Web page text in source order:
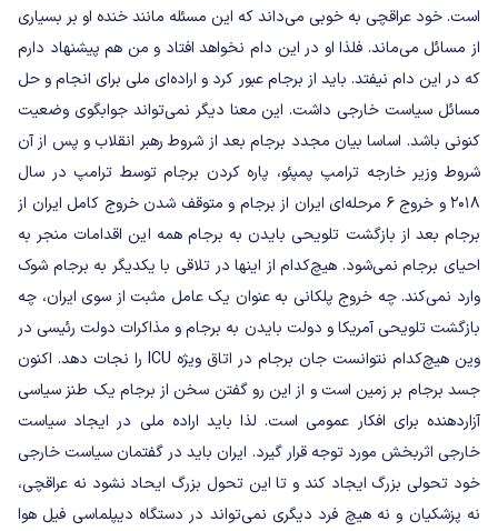
است. خود عراقچی به خوبی می‌داند که این مسئله مانند خنده او بر بسیاری
از مسائل می‌ماند. فلذا او در این دام نخواهد افتاد و من هم پیشنهاد دارم
که در این دام نیفتد. باید از برجام عبور کرد و اراده‌ای ملی برای انجام و حل
مسائل سیاست خارجی داشت. این معنا دیگر نمی‌تواند جوابگوی وضعیت
کنونی باشد. اساسا بیان مجدد برجام بعد از شروط رهبر انقلاب و پس از آن
شروط وزیر خارجه ترامپ پمپئو، پاره کردن برجام توسط ترامپ در سال
۲۰۱۸ و خروج ۶ مرحله‌ای ایران از برجام و متوقف شدن خروج کامل ایران از
برجام بعد از بازگشت تلویحی بایدن به برجام همه این اقدامات منجر به
احیای برجام نمی‌شود. هیچ‌کدام از اینها در تلاقی با یکدیگر به برجام شوک
وارد نمی‌کند. چه خروج پلکانی به عنوان یک عامل مثبت از سوی ایران، چه
بازگشت تلویحی آمریکا و دولت بایدن به برجام و مذاکرات دولت رئیسی در
وین هیچ‌کدام نتوانست جان برجام در اتاق ویژه ICU را نجات دهد. اکنون
جسد برجام بر زمین است و از این رو گفتن سخن از برجام یک طنز سیاسی
آزاردهنده برای افکار عمومی است. لذا باید اراده ملی در ایجاد سیاست
خارجی اثربخش مورد توجه قرار گیرد. ایران باید در گفتمان سیاست خارجی
خود تحولی بزرگ ایجاد کند و تا این تحول بزرگ ایحاد نشود نه عراقچی‌،
نه پزشکیان و نه هیچ فرد دیگری نمی‌تواند در دستگاه دیپلماسی فیل هوا